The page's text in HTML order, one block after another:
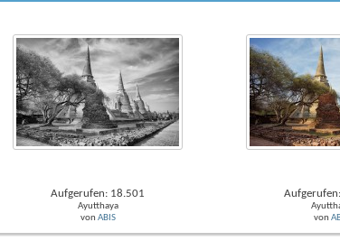
Aufgerufen: 18.501
Ayutthaya
von ABIS
von